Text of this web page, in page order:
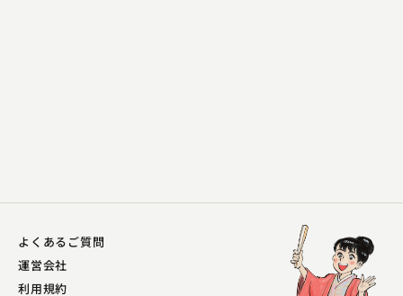
よくあるご質問
運営会社
利用規約